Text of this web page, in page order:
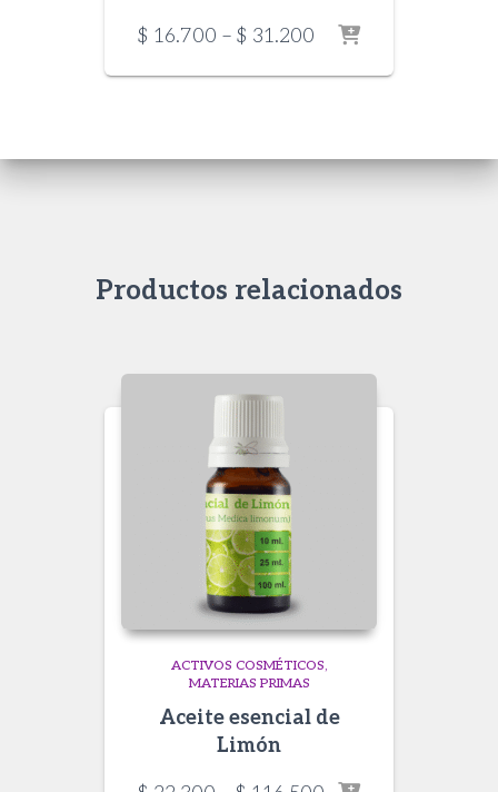
$ 16.700 – $ 31.200 Price
$ 16.700
Productos relacionados
ACTIVOS COSMÉTICOS
MATERIAS PRIMAS
Aceite esencial de
Limón